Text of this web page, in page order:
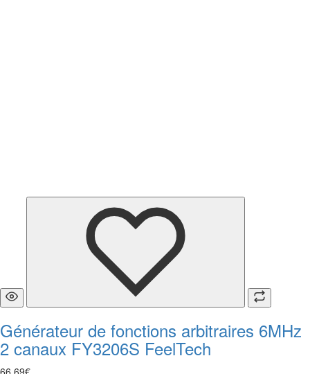
Générateur de fonctions arbitraires 6MHz
2 canaux FY3206S FeelTech